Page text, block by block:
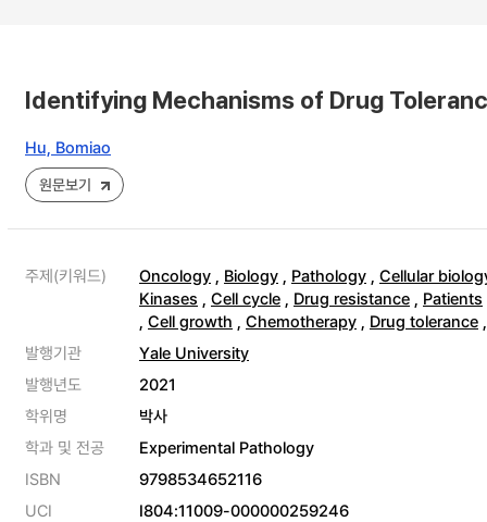
Identifying Mechanisms of Drug
Hu, Bomiao
원문보기
주제(키워드) Oncology , Biology , Pathology , Cellular
Kinases , Cell cycle , Drug resistance , Patients
, Cell growth , Chemotherapy , Drug tolerance
발행기관
Yale University
발행년도
2021
학위명
박사
학과 및 전공
Experimental Pathology
ISBN
9798534652116
UCI
I804:11009-000000259246